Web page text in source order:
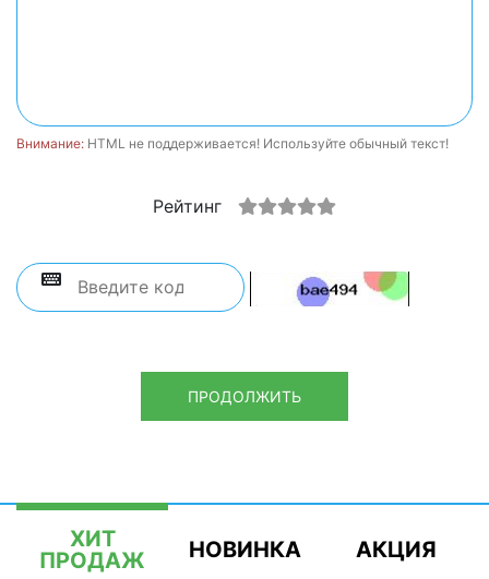
Внимание: HTML не поддерживается! Используйте обычный текст!
Рейтинг
ПРОДОЛЖИТЬ
ХИТ
ПРОДАЖ
НОВИНКА АКЦИЯ